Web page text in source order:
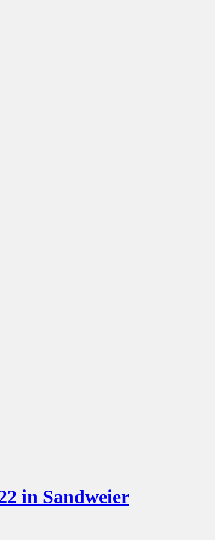
in Sandweier